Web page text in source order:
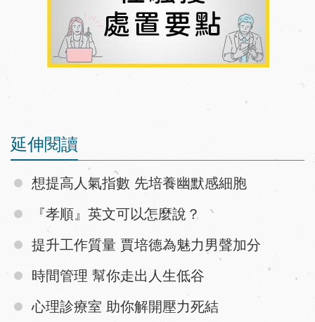
延伸閱讀
想提高人氣指數 先培養幽默感細胞
『孝順』英文可以怎麼說？
提升工作質量 賈培德為魅力男聲加分
時間管理 幫你走出人生低谷
心理診療室 助你解開壓力死結